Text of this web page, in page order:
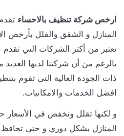
ارخص شركة تنظيف بالاحساء
المنازل و الشقق والفلل بأرخص
تعتبر من أكثر الشركات التي
بالرغم من أن شركتنا لديها العديد
ذات الجودة العالية التى تقوم
افضل الخدمات والامكانيات.
و لكنها تقلل وتخفض في الأسعار
المنازل بشكل دوري و حتى